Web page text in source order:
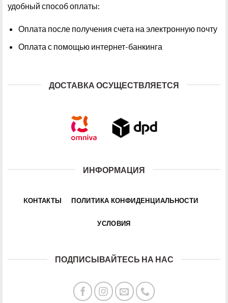
удобный способ оплаты:
Оплата после получения счета на электронную почту
Оплата с помощью интернет-банкинга
ДОСТАВКА ОСУЩЕСТВЛЯЕТСЯ
ИНФОРМАЦИЯ
KОНТАКТЫ ПОЛИТИКА КОНФИДЕНЦИАЛЬНОСТИ
УСЛОВИЯ
ПОДПИСЫВАЙТЕСЬ НА НАС